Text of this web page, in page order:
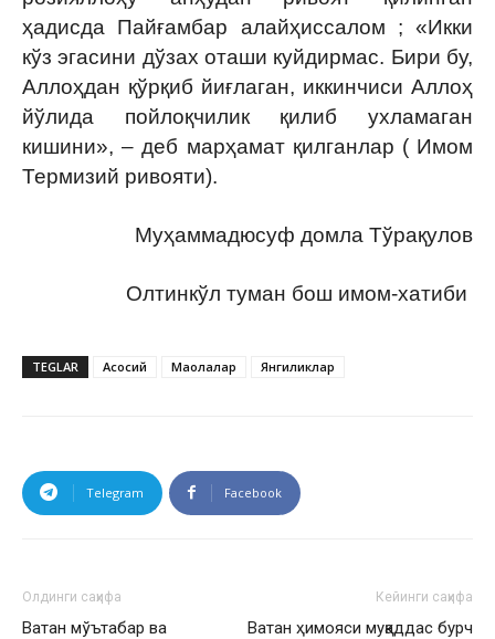
ҳадисда Пайғамбар алайҳиссалом ; «Икки
кўз эгасини дўзах оташи куйдирмас. Бири бу,
Аллоҳдан қўрқиб йиғлаган, иккинчиси Аллоҳ
йўлида пойлоқчилик қилиб ухламаган
кишини», – деб марҳамат қилганлар ( Имом
Термизий ривояти).
Муҳаммадюсуф домла Тўрақулов
Олтинкўл туман бош имом-хатиби
TEGLAR Асосий Мақолалар Янгиликлар
Telegram Facebook
Олдинги саҳифа
Ватан мўътабар ва
Кейинги саҳифа
Ватан ҳимояси муқаддас бурч